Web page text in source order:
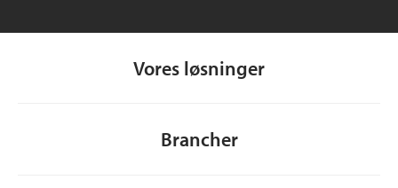
Vores løsninger
Brancher